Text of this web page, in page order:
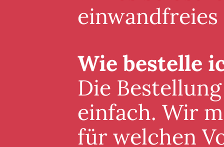
Wie bestelle
Die
einfach. Wir
für welchen